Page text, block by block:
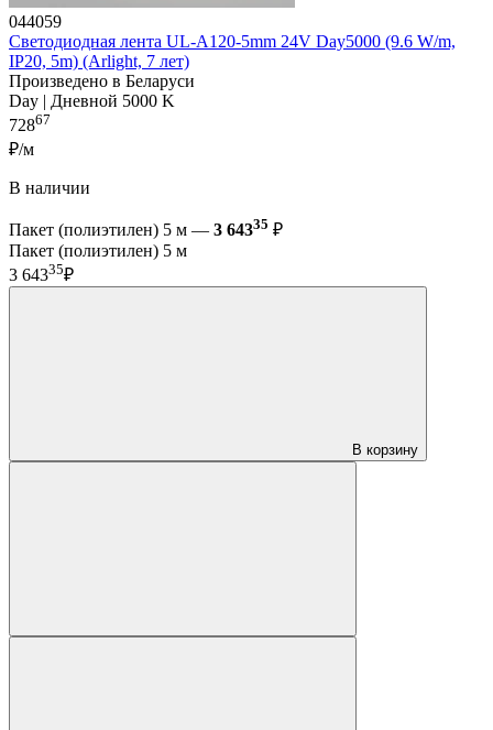
044059
Светодиодная лента UL-A120-5mm 24V Day5000 (9.6 W/m,
IP20, 5m) (Arlight, 7 лет)
Произведено в Беларуси
Day | Дневной 5000 K
72867
₽/м
В наличии
Пакет (полиэтилен) 5 м — 3 64335 ₽
Пакет (полиэтилен) 5 м
3 64335₽
В корзину